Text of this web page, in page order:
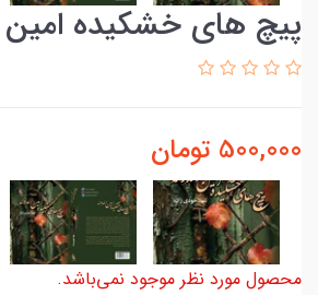
پیچ های خشکیده امین
500,000 تومان
محصول مورد نظر موجود نمی‌باشد.